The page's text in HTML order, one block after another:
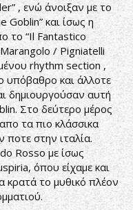
, ενώ άνοιξαν με το
Goblin” και ίσως η
το “Il Fantastico
/ Pigniatelli
rhythm section ,
υπόβαθρο και άλλοτε
δημιουργούσαν αυτή
Στο δεύτερο μέρος
τα πιο κλάσσικα
στην ιταλία.
Rosso με ίσως
όπου είχαμε και
το μυθικό πλέον